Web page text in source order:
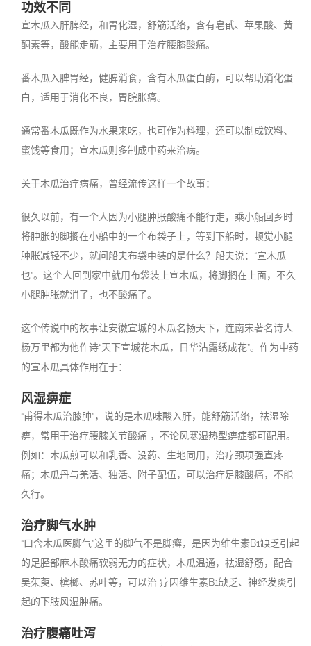
功效不同
宣木瓜入肝脾经，和胃化湿，舒筋活络，含有皂甙、苹果酸、黄
酮素等，酸能走筋，主要用于治疗腰膝酸痛。
番木瓜入脾胃经，健脾消食，含有木瓜蛋白酶，可以帮助消化蛋
白，适用于消化不良，胃脘胀痛。
通常番木瓜既作为水果来吃，也可作为料理，还可以制成饮料、
蜜饯等食用；宣木瓜则多制成中药来治病。
关于木瓜治疗病痛，曾经流传这样一个故事：
很久以前，有一个人因为小腿肿胀酸痛不能行走，乘小船回乡时
将肿胀的脚搁在小船中的一个布袋子上，等到下船时，顿觉小腿
肿胀减轻不少，就问船夫布袋中装的是什么？船夫说：“宣木瓜
也”。这个人回到家中就用布袋装上宣木瓜，将脚搁在上面，不久
小腿肿胀就消了，也不酸痛了。
这个传说中的故事让安徽宣城的木瓜名扬天下，连南宋著名诗人
杨万里都为他作诗“天下宣城花木瓜，日华沾露绣成花”。作为中药
的宣木瓜具体作用在于：
风湿痹症
“甫得木瓜治膝肿”，说的是木瓜味酸入肝，能舒筋活络，祛湿除
痹，常用于治疗腰膝关节酸痛 ，不论风寒湿热型痹症都可配用。
例如：木瓜煎可以和乳香、没药、生地同用，治疗颈项强直疼
痛；木瓜丹与羌活、独活、附子配伍，可以治疗足膝酸痛，不能
久行。
治疗脚气水肿
“口含木瓜医脚气”这里的脚气不是脚癣，是因为维生素B1缺乏引起
的足胫部麻木酸痛软弱无力的症状，木瓜温通，祛湿舒筋，配合
吴茱萸、槟榔、苏叶等，可以治 疗因维生素B1缺乏、神经发炎引
起的下肢风湿肿痛。
治疗腹痛吐泻